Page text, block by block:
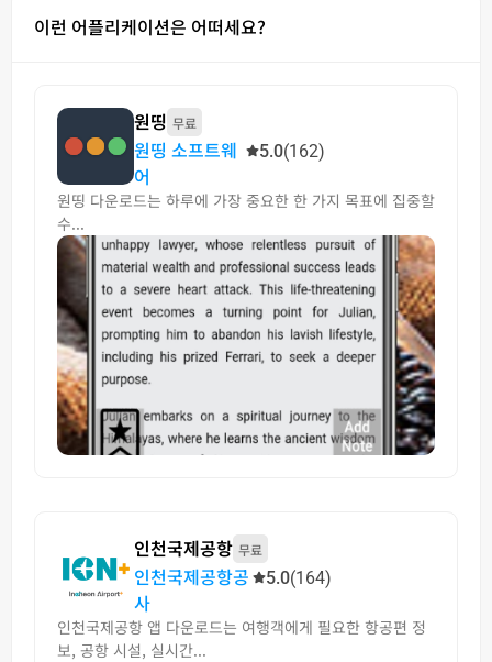
이런 어플리케이션은 어떠세요?
원띵 무료
원띵 소프트웨
어
5.0(162)
원띵 다운로드는 하루에 가장 중요한 한 가지 목표에 집중할
수...
인천국제공항 무료
인천국제공항공
사
5.0(164)
인천국제공항 앱 다운로드는 여행객에게 필요한 항공편 정
보, 공항 시설, 실시간...